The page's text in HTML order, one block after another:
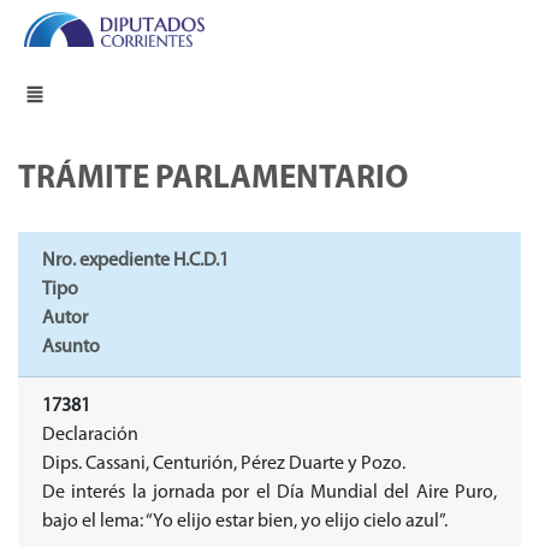
TRÁMITE PARLAMENTARIO
Nro. expediente H.C.D.1
Tipo
Autor
Asunto
17381
Declaración
Dips. Cassani, Centurión, Pérez Duarte y Pozo.
De interés la jornada por el Día Mundial del Aire Puro,
bajo el lema: “Yo elijo estar bien, yo elijo cielo azul”.